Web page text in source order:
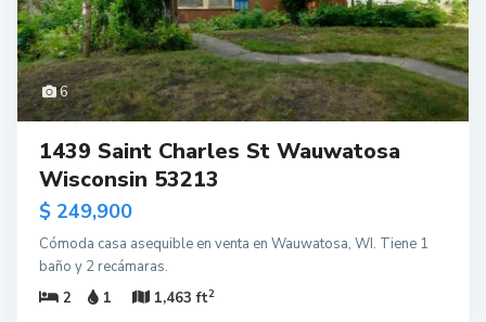
6
1439 Saint Charles St Wauwatosa
Wisconsin 53213
$ 249,900
Cómoda casa asequible en venta en Wauwatosa, WI. Tiene 1
baño y 2 recámaras.
2
1 1,463 ft2